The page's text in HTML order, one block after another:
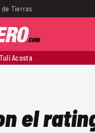
de Tierras
Tuli Acosta
el